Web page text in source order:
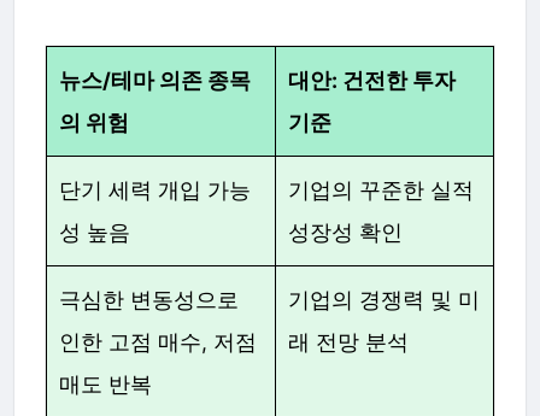
뉴스/테마 의존 종목
의 위험
대안: 건전한 투자
기준
단기 세력 개입 가능
성 높음
기업의 꾸준한 실적
성장성 확인
극심한 변동성으로
인한 고점 매수, 저점
매도 반복
기업의 경쟁력 및 미
래 전망 분석